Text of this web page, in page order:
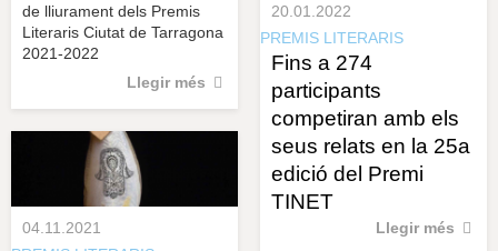
de lliurament dels Premis
Literaris Ciutat de Tarragona
2021-2022
Llegir més
20.01.2022
PREMIS LITERARIS
Fins a 274
participants
competiran amb els
seus relats en la 25a
edició del Premi
TINET
Llegir més
04.11.2021